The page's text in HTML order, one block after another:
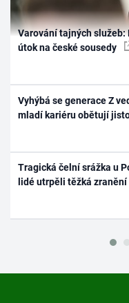
Varování tajných služeb:
útok na české sousedy
Vyhýbá se generace Z
mladí kariéru obětují
Tragická čelní srážka u
lidé utrpěli těžká zranění